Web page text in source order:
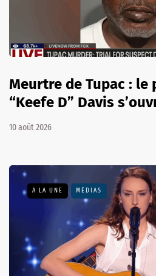
Meurtre de Tupac : le
“Keefe D” Davis
10 août 2026
A LA UNE MÉDIAS